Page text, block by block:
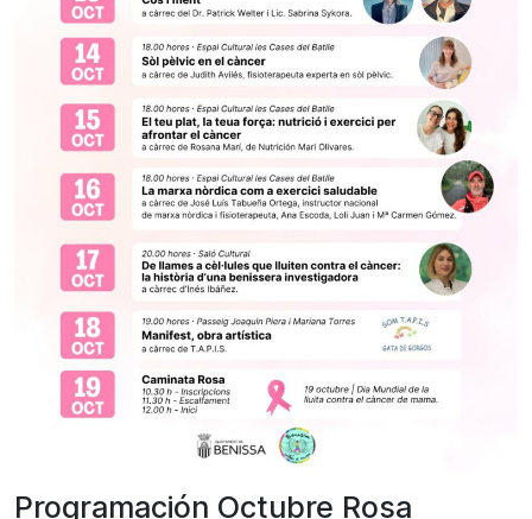
Programación Octubre Rosa